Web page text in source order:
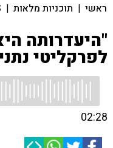
ראשי | תוכניות מלאות |
"היעדרותה
לפרקליטי
02:28